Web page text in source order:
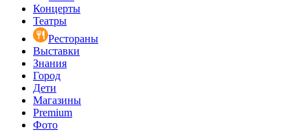
Концерты
Театры
Рестораны
Выставки
Знания
Город
Дети
Магазины
Premium
Фото